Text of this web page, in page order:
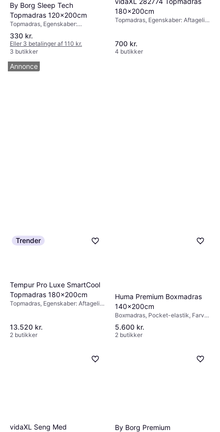
By Borg Sleep Tech
Topmadras 120x200cm
Topmadras, Egenskaber:
Temperaturregulerende materiale,
Farve: Hvid, Fyldning: Polyester,
Materiale: Polyester
330 kr.
Eller 3 betalinger af 110 kr.
3 butikker
180x200cm
Topmadras, Egenskaber: Aftageligt
Skum, Materiale: Polyester,
Madrastykkelse: 6cm
700 kr.
4 butikker
Trender
Tempur Pro Luxe SmartCool
Topmadras 180x200cm
Topmadras, Egenskaber: Aftageligt
13.520 kr.
2 butikker
Huma Premium Boxmadras
140x200cm
Boxmadras, Pocket-elastik, Farve:
Sort, Materiale: Træ, Polyester,
Hårdhed: Medium
5.600 kr.
2 butikker
vidaXL Seng Med
By Borg Premium
Annonce